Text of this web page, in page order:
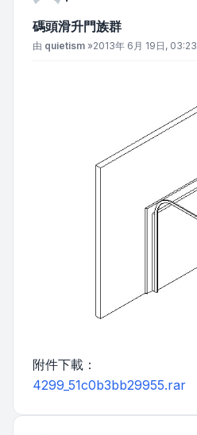
碼頭滑升門族群
文章
由 quietism »2013年 6月 19日, 03:23
附件下載：
4299_51c0b3bb29955.rar